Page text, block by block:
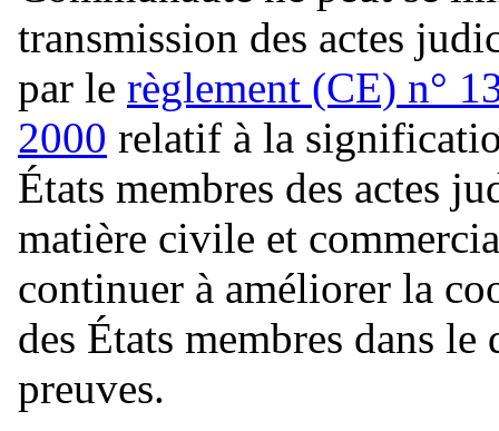
transmission des actes
par le règlement (CE) n°
2000 relatif à la
États membres des actes
matière civile et
continuer à améliorer la
des États membres dans
preuves.